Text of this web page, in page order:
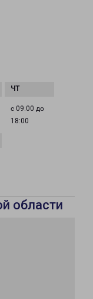
с 09:00 до
18:00
области